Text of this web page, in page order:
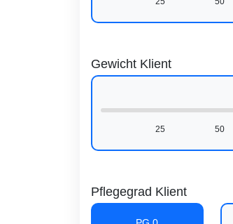
Gewicht Klient
25 50
Pflegegrad Klient